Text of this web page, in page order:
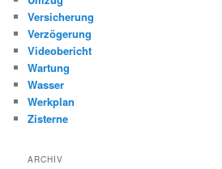
Versicherung
Verzögerung
Videobericht
Wartung
Wasser
Werkplan
Zisterne
ARCHIV